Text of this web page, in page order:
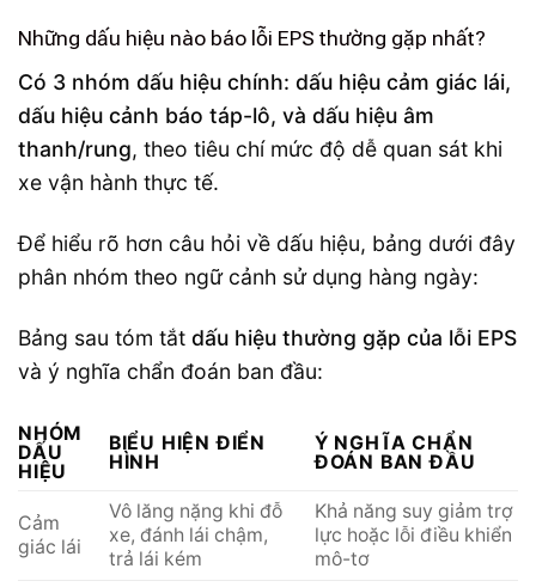
Những dấu hiệu nào báo lỗi EPS thường gặp nhất?
Có 3 nhóm dấu hiệu chính: dấu hiệu cảm giác lái,
dấu hiệu cảnh báo táp-lô, và dấu hiệu âm
thanh/rung, theo tiêu chí mức độ dễ quan sát khi
xe vận hành thực tế.
Để hiểu rõ hơn câu hỏi về dấu hiệu, bảng dưới đây
phân nhóm theo ngữ cảnh sử dụng hàng ngày:
Bảng sau tóm tắt dấu hiệu thường gặp của lỗi EPS
và ý nghĩa chẩn đoán ban đầu:
NHÓM
DẤU
HIỆU
BIỂU HIỆN ĐIỂN
HÌNH
Ý NGHĨA CHẨN
ĐOÁN BAN ĐẦU
Cảm
giác lái
Vô lăng nặng khi đỗ
xe, đánh lái chậm,
trả lái kém
Khả năng suy giảm trợ
lực hoặc lỗi điều khiển
mô-tơ